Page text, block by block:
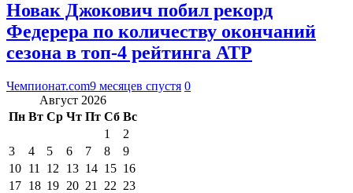
Новак Джокович побил рекорд
Федерера по количеству окончаний
сезона в топ-4 рейтинга ATP
Чемпионат.com9 месяцев спустя 0
Август 2026
Пн Вт Ср Чт Пт Сб Вс
1
2
3
4 5 6 7 8
9
10 11 12 13 14 15 16
17 18 19 20 21 22 23